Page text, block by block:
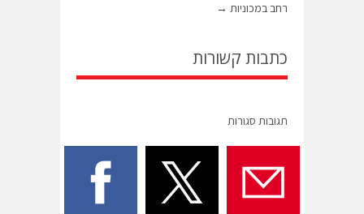
רחב במכוניות →
כתבות קשורות
תגובות סגורות